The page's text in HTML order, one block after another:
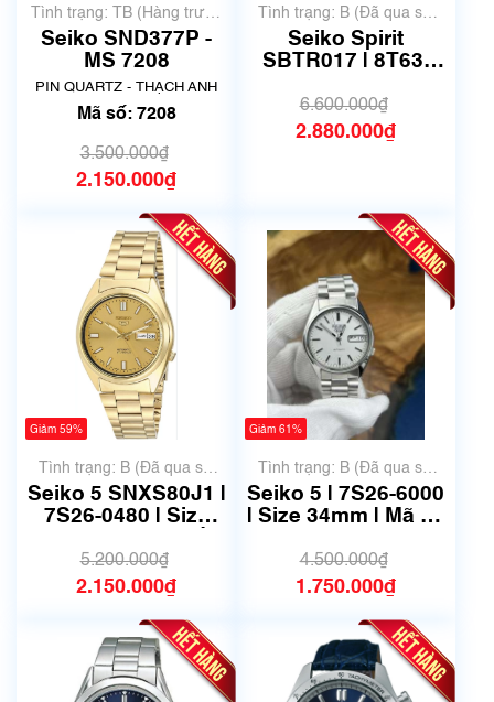
Tình trạng: TB (Hàng trưng
bày, thanh lý)
Seiko SND377P -
MS 7208
PIN QUARTZ - THẠCH ANH
Mã số: 7208
3.500.000₫
2.150.000₫
Tình trạng: B (Đã qua sử
dụng, hàng đẹp, có chút
xước dăm)
Seiko Spirit
SBTR017 | 8T63-
| Mã số 6724
6.600.000₫
2.880.000₫
Giảm 59%
Tình trạng: B (Đã qua sử
dụng, hàng đẹp, có chút
xước dăm)
Seiko 5 SNXS80J1 |
7S26-0480 | Size
6759
5.200.000₫
2.150.000₫
Giảm 61%
Tình trạng: B (Đã qua sử
dụng, hàng đẹp, có chút
xước dăm)
Seiko 5 | 7S26-6000
| Size 34mm | Mã số
4.500.000₫
1.750.000₫